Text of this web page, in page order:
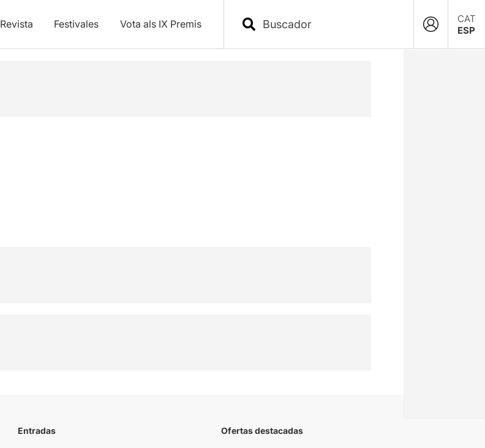
Revista Festivales Vota als IX Premis
CAT
ESP
Entradas Ofertas destacadas